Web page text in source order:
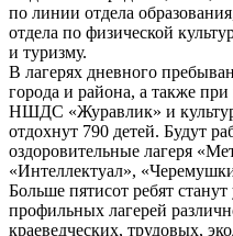
по линии отдела
отдела по физической
и туризму.
В лагерях дневного
города и района, а также
НШДС «Журавлик» и
отдохнут 790 детей. Будут
оздоровительные лагеря
«Интеллектуал»,
Больше пятисот ребят
профильных лагерей
краеведческих, трудовых,